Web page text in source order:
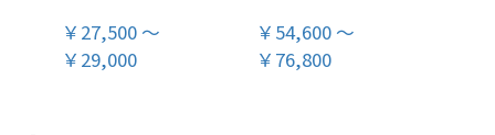
￥27,500 ～
￥29,000
￥54,600 ～
￥76,800